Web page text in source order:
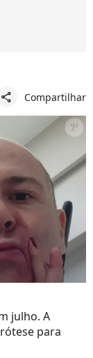
share Compartilhar
julho. A
para